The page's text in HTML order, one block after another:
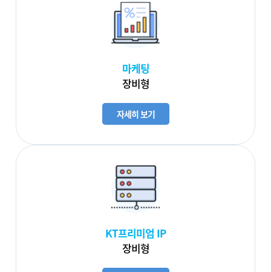
마케팅
장비형
자세히 보기
KT프리미엄 IP
장비형